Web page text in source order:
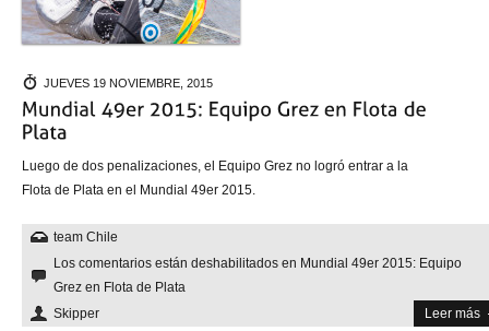
JUEVES 19 NOVIEMBRE, 2015
Luego de dos penalizaciones, el Equipo Grez no logró entrar a la
Flota de Plata en el Mundial 49er 2015.
team Chile
Los comentarios están deshabilitados en Mundial 49er 2015: Equipo
Grez en Flota de Plata
Skipper
Leer más